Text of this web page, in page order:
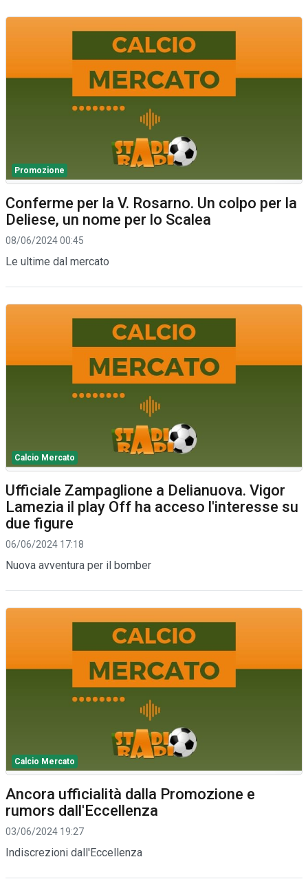
Promozione
Conferme per la V. Rosarno. Un colpo per la
Deliese, un nome per lo Scalea
08/06/2024 00:45
Le ultime dal mercato
Calcio Mercato
Ufficiale Zampaglione a Delianuova. Vigor
Lamezia il play Off ha acceso l'interesse su
due figure
06/06/2024 17:18
Nuova avventura per il bomber
Calcio Mercato
Ancora ufficialità dalla Promozione e
rumors dall'Eccellenza
03/06/2024 19:27
Indiscrezioni dall'Eccellenza